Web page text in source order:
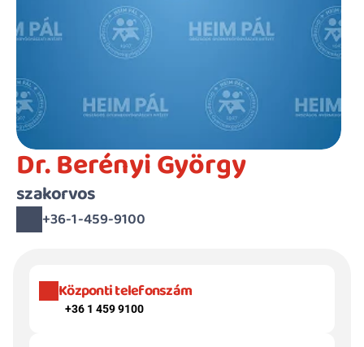
Dr. Berényi György
szakorvos
+36-1-459-9100
Központi telefonszám
+36 1 459 9100